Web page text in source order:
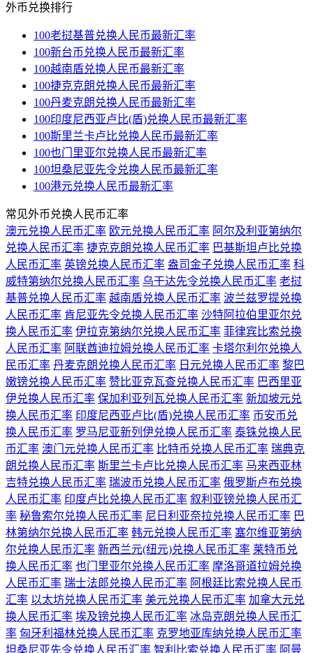
外币兑换排行
100老挝基普兑换人民币最新汇率
100新台币兑换人民币最新汇率
100越南盾兑换人民币最新汇率
100捷克克朗兑换人民币最新汇率
100丹麦克朗兑换人民币最新汇率
100印度尼西亚卢比(盾)兑换人民币最新汇率
100斯里兰卡卢比兑换人民币最新汇率
100也门里亚尔兑换人民币最新汇率
100坦桑尼亚先令兑换人民币最新汇率
100港元兑换人民币最新汇率
常见外币兑换人民币汇率
澳元兑换人民币汇率 欧元兑换人民币汇率 阿尔及利亚第纳尔
兑换人民币汇率 捷克克朗兑换人民币汇率 巴基斯坦卢比兑换
人民币汇率 英镑兑换人民币汇率 盎司金子兑换人民币汇率 科
威特第纳尔兑换人民币汇率 乌干达先令兑换人民币汇率 老挝
基普兑换人民币汇率 越南盾兑换人民币汇率 波兰兹罗提兑换
人民币汇率 肯尼亚先令兑换人民币汇率 沙特阿拉伯里亚尔兑
换人民币汇率 伊拉克第纳尔兑换人民币汇率 菲律宾比索兑换
人民币汇率 阿联酋迪拉姆兑换人民币汇率 卡塔尔利尔兑换人
民币汇率 丹麦克朗兑换人民币汇率 日元兑换人民币汇率 黎巴
嫩镑兑换人民币汇率 赞比亚克瓦查兑换人民币汇率 巴西里亚
伊兑换人民币汇率 保加利亚列瓦兑换人民币汇率 新加坡元兑
换人民币汇率 印度尼西亚卢比(盾)兑换人民币汇率 币安币兑
换人民币汇率 罗马尼亚新列伊兑换人民币汇率 泰铢兑换人民
币汇率 澳门元兑换人民币汇率 比特币兑换人民币汇率 瑞典克
朗兑换人民币汇率 斯里兰卡卢比兑换人民币汇率 马来西亚林
吉特兑换人民币汇率 瑞波币兑换人民币汇率 俄罗斯卢布兑换
人民币汇率 印度卢比兑换人民币汇率 叙利亚镑兑换人民币汇
率 秘鲁索尔兑换人民币汇率 尼日利亚奈拉兑换人民币汇率 巴
林第纳尔兑换人民币汇率 韩元兑换人民币汇率 塞尔维亚第纳
尔兑换人民币汇率 新西兰元(纽元)兑换人民币汇率 莱特币兑
换人民币汇率 也门里亚尔兑换人民币汇率 摩洛哥道拉姆兑换
人民币汇率 瑞士法郎兑换人民币汇率 阿根廷比索兑换人民币
汇率 以太坊兑换人民币汇率 美元兑换人民币汇率 加拿大元兑
换人民币汇率 埃及镑兑换人民币汇率 冰岛克朗兑换人民币汇
率 匈牙利福林兑换人民币汇率 克罗地亚库纳兑换人民币汇率
坦桑尼亚先令兑换人民币汇率 智利比索兑换人民币汇率 阿曼